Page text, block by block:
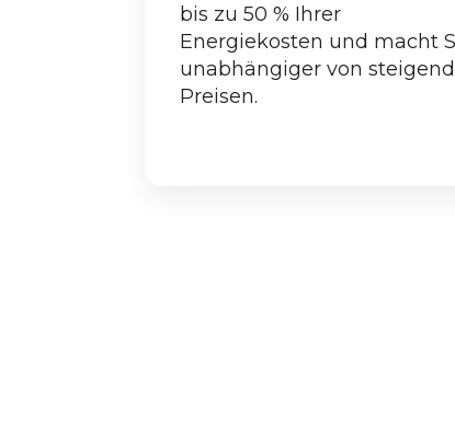
bis zu 50 % Ihrer
Energiekosten und macht
unabhängiger von
Preisen.